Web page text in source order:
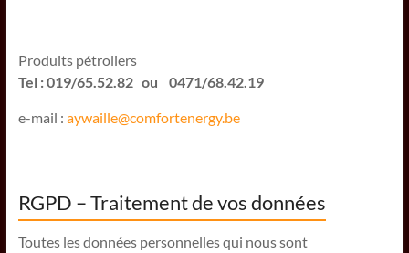
Produits pétroliers
Tel : 019/65.52.82 ou 0471/68.42.19
e-mail : aywaille@comfortenergy.be
RGPD – Traitement de vos données
Toutes les données personnelles qui nous sont